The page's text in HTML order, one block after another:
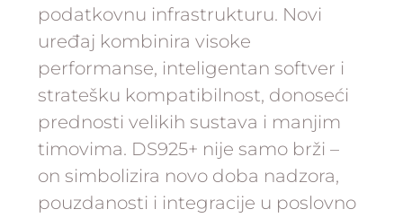
podatkovnu infrastrukturu. Novi
uređaj kombinira visoke
performanse, inteligentan softver i
stratešku kompatibilnost, donoseći
prednosti velikih sustava i manjim
timovima. DS925+ nije samo brži –
on simbolizira novo doba nadzora,
pouzdanosti i integracije u poslovno